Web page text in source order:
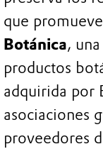
que
Botánica,
productos
adquirida por
asociaciones
proveedores